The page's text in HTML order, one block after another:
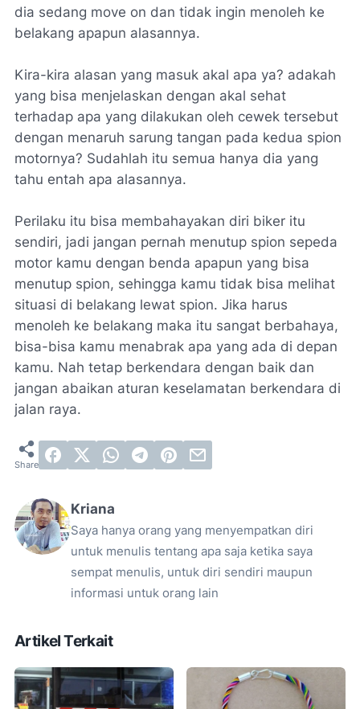
dia sedang move on dan tidak ingin menoleh ke
belakang apapun alasannya.
Kira-kira alasan yang masuk akal apa ya? adakah
yang bisa menjelaskan dengan akal sehat
terhadap apa yang dilakukan oleh cewek tersebut
dengan menaruh sarung tangan pada kedua spion
motornya? Sudahlah itu semua hanya dia yang
tahu entah apa alasannya.
Perilaku itu bisa membahayakan diri biker itu
sendiri, jadi jangan pernah menutup spion sepeda
motor kamu dengan benda apapun yang bisa
menutup spion, sehingga kamu tidak bisa melihat
situasi di belakang lewat spion. Jika harus
menoleh ke belakang maka itu sangat berbahaya,
bisa-bisa kamu menabrak apa yang ada di depan
kamu. Nah tetap berkendara dengan baik dan
jangan abaikan aturan keselamatan berkendara di
jalan raya.
Kriana
Saya hanya orang yang menyempatkan diri
untuk menulis tentang apa saja ketika saya
sempat menulis, untuk diri sendiri maupun
informasi untuk orang lain
Artikel Terkait